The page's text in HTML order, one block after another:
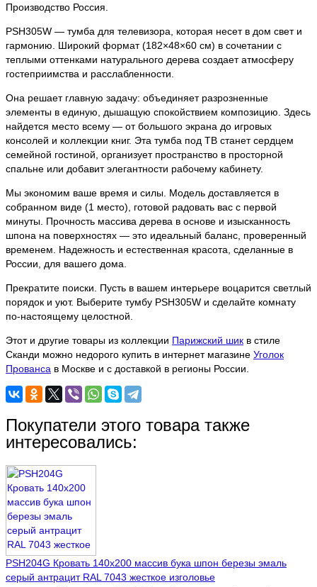
Производство Россия.
PSH305W — тумба для телевизора, которая несет в дом свет и
гармонию. Широкий формат (182×48×60 см) в сочетании с
теплыми оттенками натурального дерева создает атмосферу
гостеприимства и расслабленности.
Она решает главную задачу: объединяет разрозненные
элементы в единую, дышащую спокойствием композицию. Здесь
найдется место всему — от большого экрана до игровых
консолей и коллекции книг. Эта тумба под ТВ станет сердцем
семейной гостиной, организует пространство в просторной
спальне или добавит элегантности рабочему кабинету.
Мы экономим ваше время и силы. Модель доставляется в
собранном виде (1 место), готовой радовать вас с первой
минуты. Прочность массива дерева в основе и изысканность
шпона на поверхностях — это идеальный баланс, проверенный
временем. Надежность и естественная красота, сделанные в
России, для вашего дома.
Прекратите поиски. Пусть в вашем интерьере воцарится светлый
порядок и уют. Выберите тумбу PSH305W и сделайте комнату
по-настоящему целостной.
Этот и другие товары из коллекции Парижский шик в стиле
Сканди можно недорого купить в интернет магазине Уголок
Прованса в Москве и с доставкой в регионы России.
Покупатели этого товара также
интересовались:
PSH204G Кровать 140х200 массив бука шпон березы эмаль
серый антрацит RAL 7043 жесткое изголовье